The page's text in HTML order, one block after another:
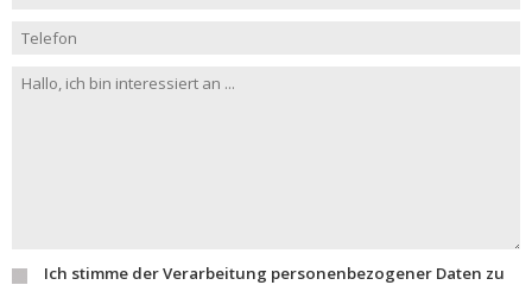
Ich stimme der Verarbeitung personenbezogener Daten zu